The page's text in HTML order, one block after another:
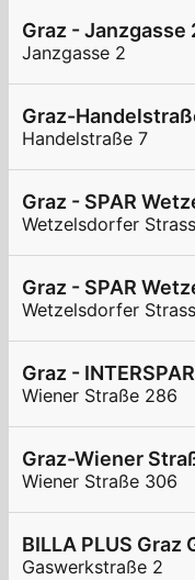
Graz - Janzgasse
Janzgasse 2
Graz-
Handelstraße 7
Graz - SPAR
Wetzelsdorfer
Graz - SPAR
Wetzelsdorfer
Graz -
Wiener Straße 286
Graz-Wiener
Wiener Straße 306
BILLA PLUS
Gaswerkstraße 2